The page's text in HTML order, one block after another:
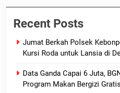
Recent Posts
Jumat Berkah Polsek
Kursi Roda untuk Lansia di
Data Ganda Capai 6 Juta,
Program Makan Bergizi Gratis